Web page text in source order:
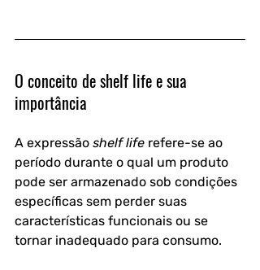
O conceito de shelf life e sua
importância
A expressão shelf life refere-se ao
período durante o qual um produto
pode ser armazenado sob condições
específicas sem perder suas
características funcionais ou se
tornar inadequado para consumo.